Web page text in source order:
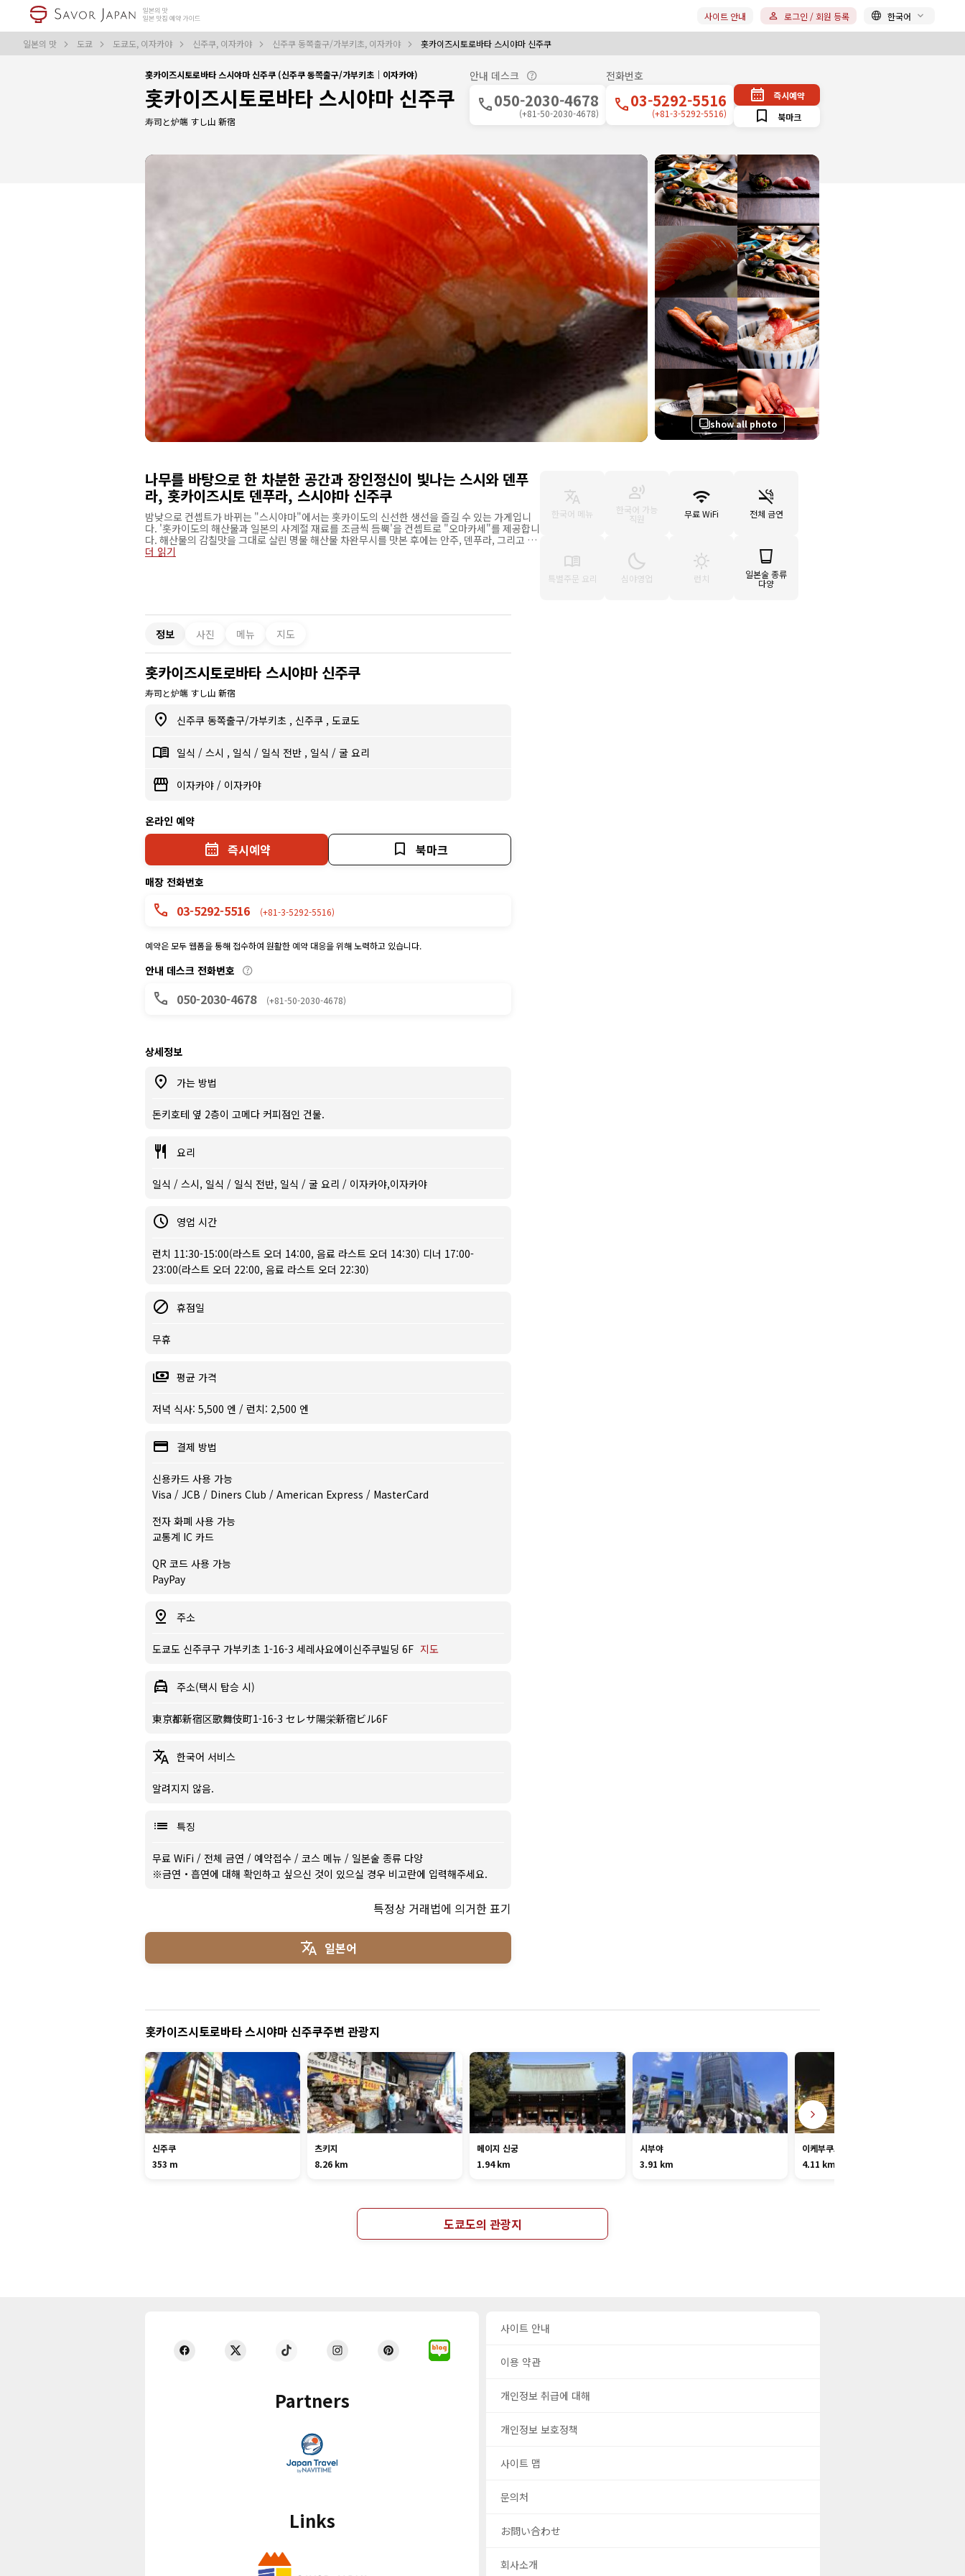
일본의 맛 도쿄 도쿄도, 이자카야 신주쿠, 이자카야 신주쿠 동쪽출구/가부키초, 이자카야 홋카이즈시토로바타 스시야마 신주쿠
사이트 안내 로그인 / 회원 등록 한국어
홋카이즈시토로바타 스시야마 신주쿠 (신주쿠 동쪽출구/가부키초｜이자카야)
홋카이즈시토로바타 스시야마 신주쿠
寿司と炉端 すし山 新宿
안내 데스크
050-2030-4678
(+81-50-2030-4678)
전화번호
03-5292-5516
(+81-3-5292-5516)
즉시예약
북마크
show all photo
나무를 바탕으로 한 차분한 공간과 장인정신이 빛나는 스시와 덴푸
라, 홋카이즈시토 덴푸라, 스시야마 신주쿠
밤낮으로 컨셉트가 바뀌는 "스시야마"에서는 홋카이도의 신선한 생선을 즐길 수 있는 가게입니
다. '홋카이도의 해산물과 일본의 사계절 재료를 조금씩 듬뿍'을 컨셉트로 "오마카세"를 제공합니
다. 해산물의 감칠맛을 그대로 살린 명물 해산물 차완무시를 맛본 후에는 안주, 덴푸라, 그리고 다
시 스시를 번갈아 가며 제공함으로써 제철의 미각을 다채롭게 즐길 수 있습니다. 한편, 점심에는
더 읽기
한국어 메뉴 한국어 가능
직원 무료 WiFi 전체 금연
특별주문 요리 심야영업 런치 일본술 종류
다양
정보 사진 메뉴 지도
홋카이즈시토로바타 스시야마 신주쿠
寿司と炉端 すし山 新宿
신주쿠 동쪽출구/가부키초 , 신주쿠 , 도쿄도
일식 / 스시 , 일식 / 일식 전반 , 일식 / 굴 요리
이자카야 / 이자카야
온라인 예약
즉시예약 북마크
매장 전화번호
03-5292-5516 (+81-3-5292-5516)
예약은 모두 웹폼을 통해 접수하여 원활한 예약 대응을 위해 노력하고 있습니다.
안내 데스크 전화번호
050-2030-4678 (+81-50-2030-4678)
상세정보
가는 방법
돈키호테 옆 2층이 고메다 커피점인 건물.
요리
일식 / 스시, 일식 / 일식 전반, 일식 / 굴 요리 / 이자카야,이자카야
영업 시간
런치 11:30-15:00(라스트 오더 14:00, 음료 라스트 오더 14:30) 디너 17:00-
23:00(라스트 오더 22:00, 음료 라스트 오더 22:30)
휴점일
무휴
평균 가격
저녁 식사: 5,500 엔 / 런치: 2,500 엔
결제 방법
신용카드 사용 가능
Visa / JCB / Diners Club / American Express / MasterCard
전자 화폐 사용 가능
교통계 IC 카드
QR 코드 사용 가능
PayPay
주소
도쿄도 신주쿠구 가부키초 1-16-3 세레사요에이신주쿠빌딩 6F 지도
주소(택시 탑승 시)
東京都新宿区歌舞伎町1-16-3 セレサ陽栄新宿ビル6F
한국어 서비스
알려지지 않음.
특징
무료 WiFi / 전체 금연 / 예약접수 / 코스 메뉴 / 일본술 종류 다양
※금연・흡연에 대해 확인하고 싶으신 것이 있으실 경우 비고란에 입력해주세요.
특정상 거래법에 의거한 표기
일본어
홋카이즈시토로바타 스시야마 신주쿠주변 관광지
신주쿠
353 m
츠키지
8.26 km
메이지 신궁
1.94 km
시부야
3.91 km
이케부쿠로
4.11 km
도쿄도의 관광지
Partners
Links
사이트 안내
이용 약관
개인정보 취급에 대해
개인정보 보호정책
사이트 맵
문의처
お問い合わせ
회사소개